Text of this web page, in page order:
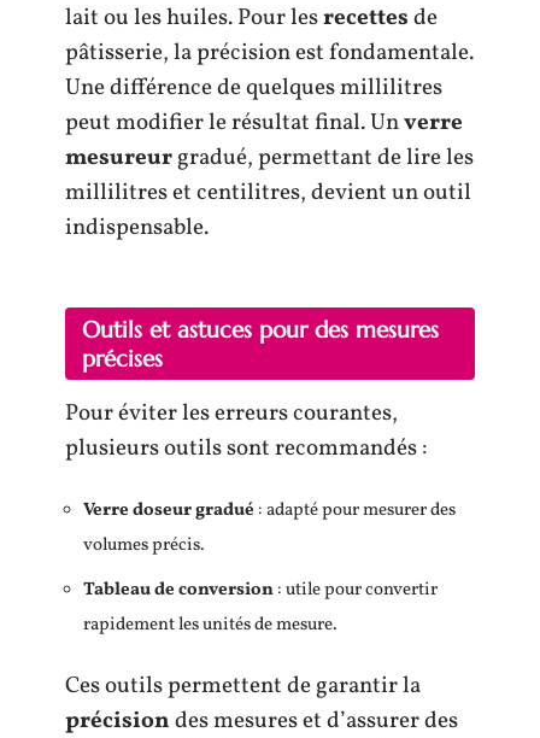
lait ou les huiles. Pour lesrecettesde
pâtisserie, la précision est fondamentale.
Une différence de quelques millilitres
peut modifier le résultat final. Unverre
mesureurgradué, permettant de lire les
millilitres et centilitres, devient un outil
indispensable.
Outils et astuces pour des mesures
précises
Pour éviter les erreurs courantes,
plusieurs outils sont recommandés :
Verre doseur gradué : adapté pour mesurer des
volumes précis.
Tableau de conversion: utile pour convertir
rapidement les unités de mesure.
Ces outils permettent de garantir la
précisiondes mesures et d’assurer des